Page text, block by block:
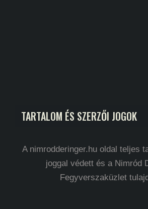
TARTALOM ÉS SZERZŐI JOGOK
A nimrodderinger.hu oldal teljes
joggal védett és a Nimród
Fegyverszaküzlet